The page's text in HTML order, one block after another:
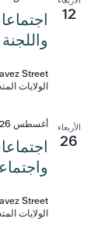
12
الولايات
الأربعاء
26
أغسطس 26 @ 3:30 م
الولايات